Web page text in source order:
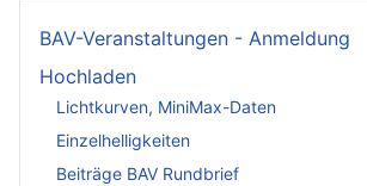
BAV-Veranstaltungen - Anmeldung
Hochladen
Lichtkurven, MiniMax-Daten
Einzelhelligkeiten
Beiträge BAV Rundbrief